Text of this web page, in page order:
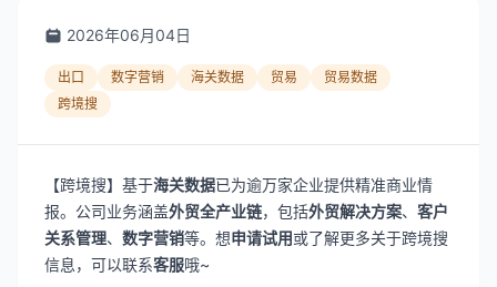
2026年06月04日
出口 数字营销 海关数据 贸易
贸易数据
跨境搜
【跨境搜】基于海关数据已为逾万家企业提供精准商业情
报。公司业务涵盖外贸全产业链，包括外贸解决方案、 客户
关系管理、 数字营销等。想申请试用或了解更多关于跨境搜
信息，可以联系客服哦~